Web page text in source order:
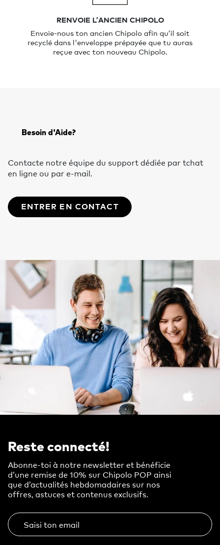
RENVOIE L’ANCIEN CHIPOLO
Envoie-nous ton ancien Chipolo afin qu’il soit
recyclé dans l'enveloppe prépayée que tu auras
reçue avec ton nouveau Chipolo.
Besoin d'Aide?
Contacte notre équipe du support dédiée par tchat
en ligne ou par e-mail.
ENTRER EN CONTACT
Reste connecté!
Abonne-toi à notre newsletter et bénéficie
d’une remise de 10% sur Chipolo POP ainsi
que d’actualités hebdomadaires sur nos
offres, astuces et contenus exclusifs.
Saisi ton email